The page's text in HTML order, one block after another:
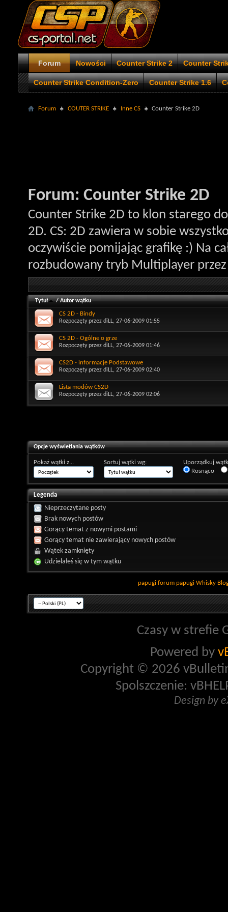
Forum Nowości Counter Strike 2 Counter
Counter Strike Condition-Zero Counter Strike 1.6
Forum COUTER STRIKE Inne CS Counter Strike 2D
Forum: Counter Strike 2D
Counter Strike 2D to klon starego
2D. CS: 2D zawiera w sobie
oczywiście pomijając grafikę :) Na
rozbudowany tryb Multiplayer
Tytuł /Autor wątku
CS 2D - Bindy
Rozpoczęty przez diLL, 27-06-2009 01:55
CS 2D - Ogólne o grze
Rozpoczęty przez diLL, 27-06-2009 01:46
CS2D - informacje Podstawowe
Rozpoczęty przez diLL, 27-06-2009 02:40
Lista modów CS2D
Rozpoczęty przez diLL, 27-06-2009 02:06
Opcje wyświetlania wątków
Pokaż wątki z... Sortuj wątki wg:
Uporządkuj
Rosnąco
Legenda
Nieprzeczytane posty
Brak nowych postów
Gorący temat z nowymi postami
Gorący temat nie zawierający nowych postów
Wątek zamknięty
Udzielałeś się w tym wątku
papugi forum papugi Whisky
Czasy w strefie
Powered by
Copyright © 2026
Spolszczenie:
Design by